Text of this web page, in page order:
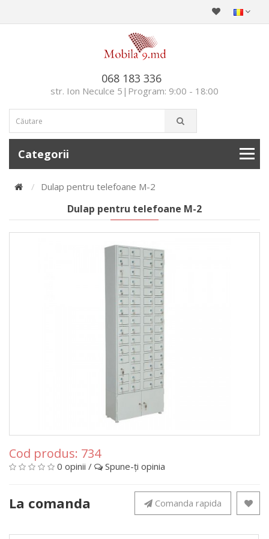
068 183 336
str. Ion Neculce 5|Program: 9:00 - 18:00
Categorii
Dulap pentru telefoane M-2
Dulap pentru telefoane M-2
Cod produs: 734
0 opinii / Spune-ţi opinia
La comanda Comanda rapida